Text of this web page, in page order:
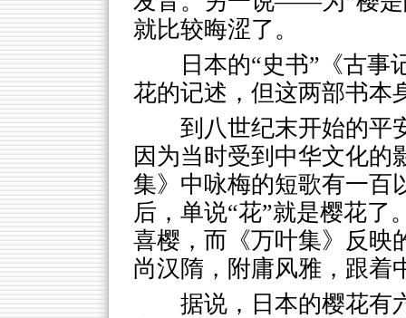
就比较晦涩了。
日本的“史书”《古
花的记述，但这两部书本
到八世纪末开始的平
因为当时受到中华文化的
集》中咏梅的短歌有一百
后，单说“花”就是樱花了
喜樱，而《万叶集》反映
尚汉隋，附庸风雅，跟着
据说，日本的樱花有